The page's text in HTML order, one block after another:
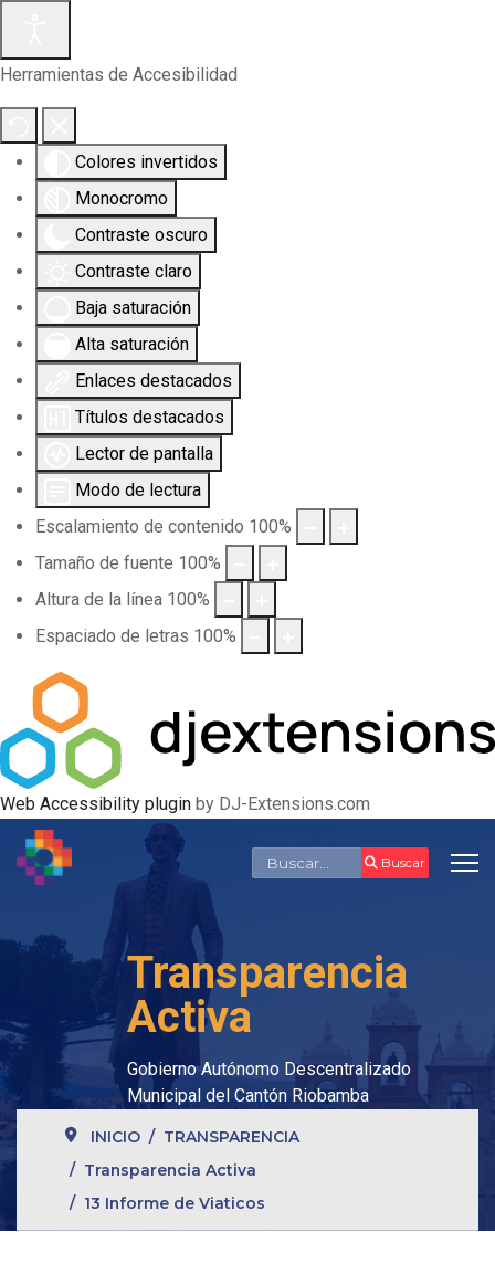
Herramientas de Accesibilidad
Colores invertidos
Monocromo
Contraste oscuro
Contraste claro
Baja saturación
Alta saturación
Enlaces destacados
Títulos destacados
Lector de pantalla
Modo de lectura
Escalamiento de contenido 100%
Tamaño de fuente 100%
Altura de la línea 100%
Espaciado de letras 100%
Web Accessibility plugin by DJ-Extensions.com
Buscar Buscar
Transparencia
Activa
Gobierno Autónomo Descentralizado
Municipal del Cantón Riobamba
INICIO
TRANSPARENCIA
Transparencia Activa
13 Informe de Viaticos